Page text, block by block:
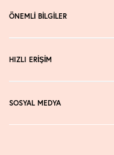
ÖNEMLİ BİLGİLER
HIZLI ERİŞİM
SOSYAL MEDYA